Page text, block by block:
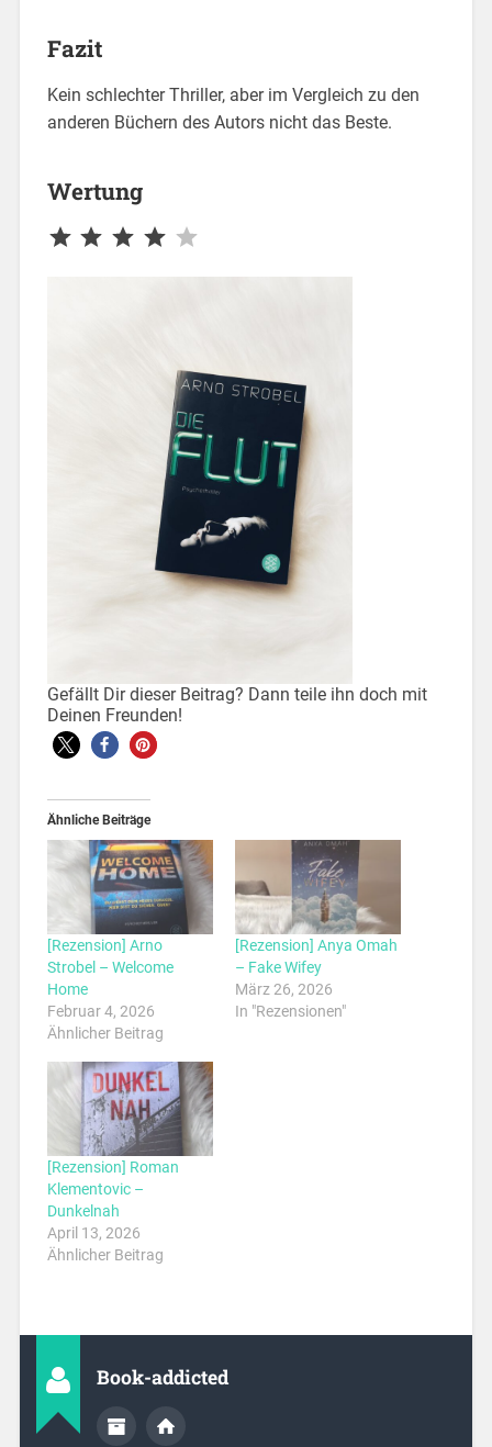
Fazit
Kein schlechter Thriller, aber im Vergleich zu den
anderen Büchern des Autors nicht das Beste.
Wertung
Gefällt Dir dieser Beitrag? Dann teile ihn doch mit
Deinen Freunden!
Ähnliche Beiträge
[Rezension] Arno
Strobel – Welcome
Home
Februar 4, 2026
Ähnlicher Beitrag
[Rezension] Anya Omah
– Fake Wifey
März 26, 2026
In "Rezensionen"
[Rezension] Roman
Klementovic –
Dunkelnah
April 13, 2026
Ähnlicher Beitrag
Book-addicted